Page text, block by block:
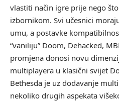
vlastiti način igre prije nego
izbornikom. Svi učesnici
umu, a postavke
“vaniliju” Doom, Dehacked,
promjena donosi novu
multiplayera u klasični svijet
Bethesda je uz dodavanje
nekoliko drugih aspekata